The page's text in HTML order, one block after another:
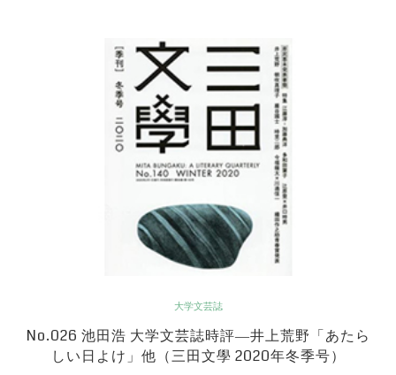
大学文芸誌
No.026 池田浩 大学文芸誌時評―井上荒野「あたら
しい日よけ」他（三田文學 2020年冬季号）